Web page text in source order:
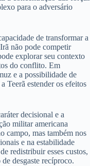
para o adversário
de transformar a
não pode competir
explorar seu contexto
do conflito. Em
e a possibilidade de
Teerã estender os efeitos
decisional e a
militar americana
campo, mas também nos
e na estabilidade
redistribuir esses custos,
desgaste recíproco.